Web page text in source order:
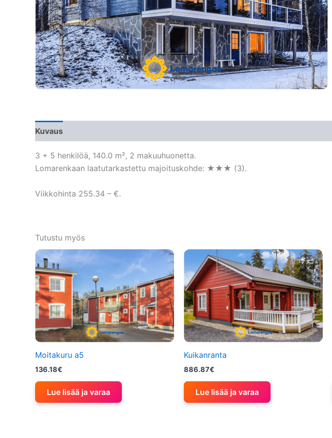
Kuvaus
3 + 5 henkilöä, 140.0 m², 2 makuuhuonetta.
Lomarenkaan laatutarkastettu majoituskohde: ★★★ (3).
Viikkohinta 255.34 – €.
Tutustu myös
Moitakuru a5
136.18€
Lue lisää ja varaa
Kuikanranta
886.87€
Lue lisää ja varaa